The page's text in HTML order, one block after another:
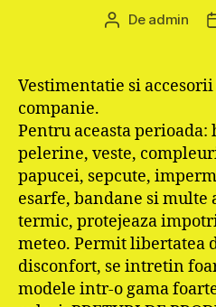
Autor
De admin
Vestimentatie si
companie.
Pentru aceasta perioada:
pelerine, veste,
papucei, sepcute,
esarfe, bandane si
termic, protejeaza
meteo. Permit libertatea
disconfort, se intretin
modele intr-o gama